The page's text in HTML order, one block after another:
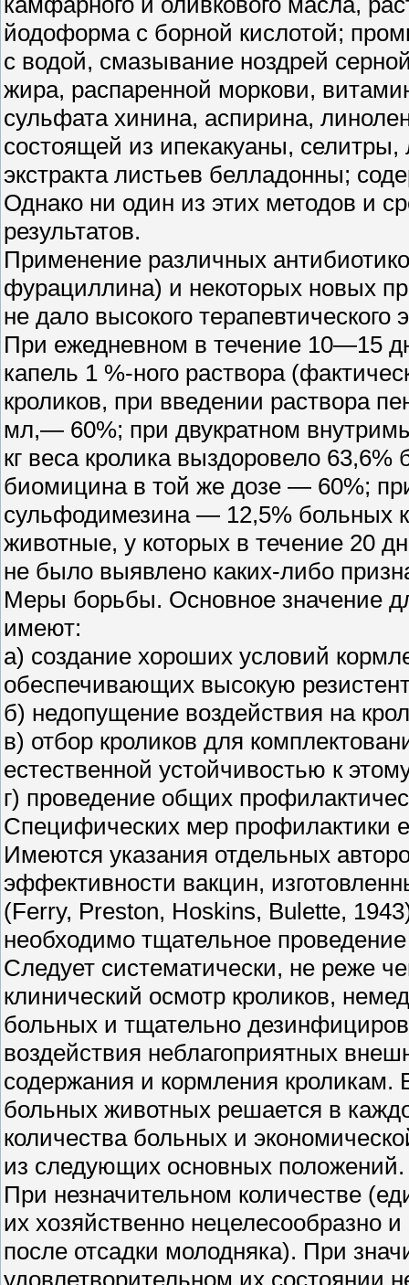
йодоформа с борной кислотой;
с водой, смазывание ноздрей
жира, распаренной моркови,
сульфата хинина, аспирина,
состоящей из ипекакуаны,
экстракта листьев белладонны;
Однако ни один из этих методов и
результатов.
Применение различных
фурациллина) и некоторых новых
не дало высокого терапевтического
При ежедневном в течение 10—15
капель 1 %-ного раствора
кроликов, при введении раствора
мл,— 60%; при двукратном
кг веса кролика выздоровело
биомицина в той же дозе — 60%;
сульфодимезина — 12,5% больных
животные, у которых в течение 20
не было выявлено каких-либо
Меры борьбы. Основное значение
имеют:
а) создание хороших условий
обеспечивающих высокую
б) недопущение воздействия на
в) отбор кроликов для
естественной устойчивостью к
г) проведение общих
Специфических мер профилактики
Имеются указания отдельных
эффективности вакцин,
(Ferry, Preston, Hoskins, Bulette,
необходимо тщательное
Следует систематически, не реже
клинический осмотр кроликов,
больных и тщательно
воздействия неблагоприятных
содержания и кормления
больных животных решается в
количества больных и
из следующих основных положений.
При незначительном количестве
их хозяйственно нецелесообразно
после отсадки молодняка). При